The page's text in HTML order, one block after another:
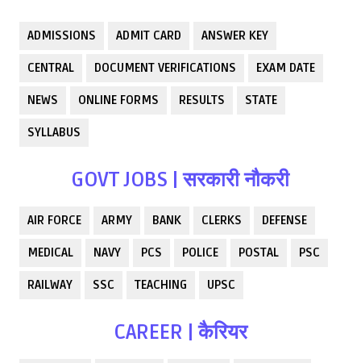
ADMISSIONS ADMIT CARD ANSWER KEY
CENTRAL DOCUMENT VERIFICATIONS EXAM DATE
NEWS ONLINE FORMS RESULTS STATE
SYLLABUS
GOVT JOBS | सरकारी नौकरी
AIR FORCE ARMY BANK CLERKS DEFENSE
MEDICAL NAVY PCS POLICE POSTAL PSC
RAILWAY SSC TEACHING UPSC
CAREER | कैरियर